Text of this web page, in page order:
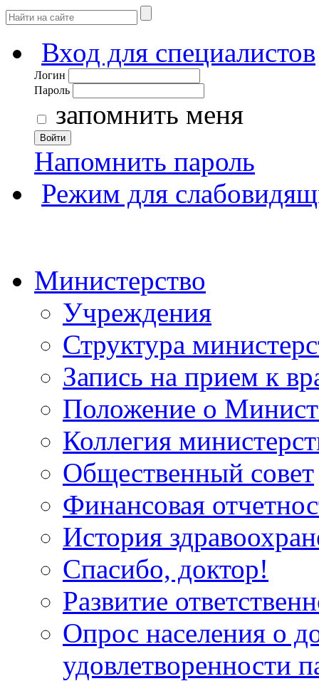
Вход для специалистов
Логин
Пароль
запомнить меня
Войти
Напомнить пароль
Режим для
Министерство
Учреждения
Структура
Запись на прием к
Положение о
Коллегия
Общественный совет
Финансовая
История
Спасибо, доктор!
Развитие
Опрос населения о
удовлетворенности